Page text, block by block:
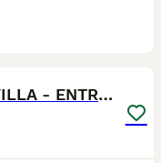
CHIHUAHUAS MINIATURA SEVILLA - ENTREGA